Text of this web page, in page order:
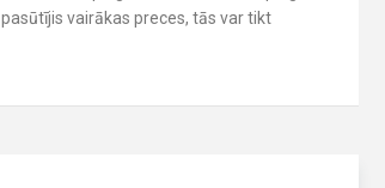
pasūtījis vairākas preces, tās var tikt